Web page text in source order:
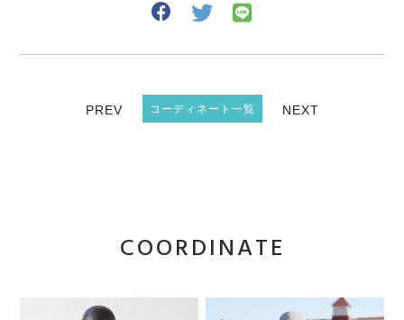
PREV コーディネート一覧 NEXT
COORDINATE